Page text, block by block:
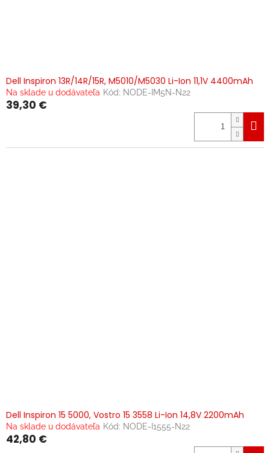
Dell Inspiron 13R/14R/15R, M5010/M5030 Li-Ion 11,1V 4400mAh
Na sklade u dodávateľa Kód: NODE-IM5N-N22
39,30 €
Dell Inspiron 15 5000, Vostro 15 3558 Li-Ion 14,8V 2200mAh
Na sklade u dodávateľa Kód: NODE-I1555-N22
42,80 €